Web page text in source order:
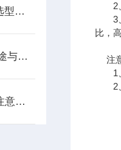
QJB型潜水搅拌机的叶轮选型攻略
QJB-W型潜水回流泵的用途与特点有哪些
污水处理潜水搅拌器安装注意事项
2、
3、
比，
注
1、
2、